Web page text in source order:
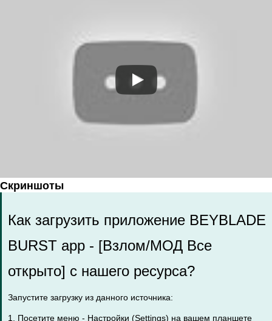
Скриншоты
Как загрузить приложение BEYBLADE
BURST app - [Взлом/МОД Все
открыто] с нашего ресурса?
Запустите загрузку из данного источника:
1. Посетите меню - Настройки (Settings) на вашем планшете